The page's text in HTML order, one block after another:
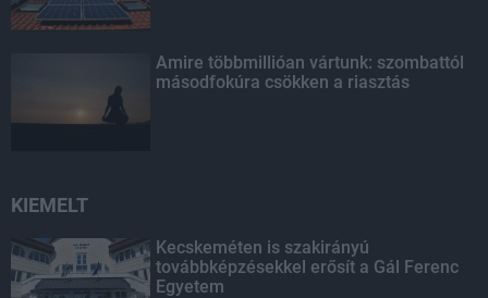
Amire többmillióan vártunk: szombattól
másodfokúra csökken a riasztás
KIEMELT
Kecskeméten is szakirányú
továbbképzésekkel erősít a Gál Ferenc
Egyetem